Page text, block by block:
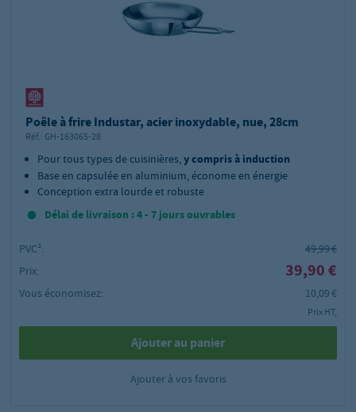
Poêle à frire Industar, acier inoxydable, nue, 28cm
Réf.: GH-163065-28
Pour tous types de cuisinières,y compris à induction
Base en capsulée en aluminium, économe en énergie
Conception extra lourde et robuste
Délai de livraison : 4 - 7 jours ouvrables
PVC²:
49,99 €
Prix:
39,90 €
Vous économisez: 10,09 €
Prix HT,
Ajouter au panier
Ajouter à vos favoris